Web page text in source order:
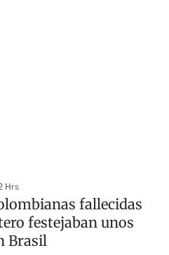
Hrs
fallecidas
festejaban unos
Brasil